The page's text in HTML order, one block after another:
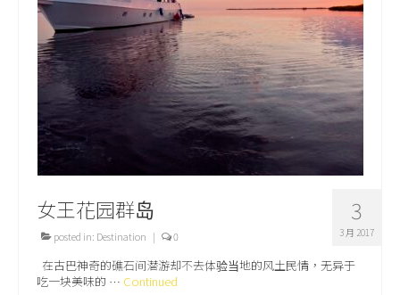
3
3 月 2017
女王花园群岛
posted in: Destination | 0
在古巴神奇的礁石间潜游却不去体验当地的风土民情，无异于
吃一块美味的 … Continued